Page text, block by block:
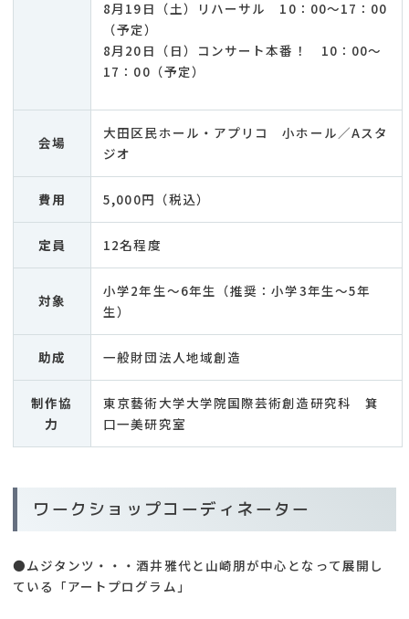
8月19日（土）リハーサル 10：00～17：00
（予定）
8月20日（日）コンサート本番！ 10：00～
17：00（予定）
会場
大田区民ホール・アプリコ 小ホール／Aスタ
ジオ
費用 5,000円（税込）
定員 12名程度
対象
小学2年生～6年生（推奨：小学3年生～5年
生）
助成 一般財団法人地域創造
制作協
力
東京藝術大学大学院国際芸術創造研究科 箕
口一美研究室
ワークショップコーディネーター
●ムジタンツ・・・酒井雅代と山崎朋が中心となって展開し
ている「アートプログラム」